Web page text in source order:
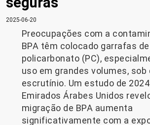
2025-06-20
Preocupações com a
BPA têm colocado garrafas
policarbonato (PC),
uso em grandes volumes,
escrutínio. Um estudo de
Emirados Árabes Unidos
migração de BPA aumenta
significativamente com a